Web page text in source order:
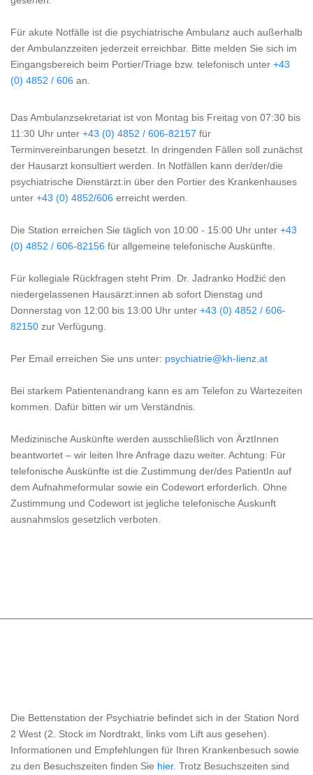
Für akute Notfälle ist die psychiatrische Ambulanz auch außerhalb
der Ambulanzzeiten jederzeit erreichbar. Bitte melden Sie sich im
Eingangsbereich beim Portier/Triage bzw. telefonisch unter +43
(0) 4852 / 606 an.
Das Ambulanzsekretariat ist von Montag bis Freitag von 07:30 bis
11:30 Uhr unter +43 (0) 4852 / 606-82157 für
Terminvereinbarungen besetzt. In dringenden Fällen soll zunächst
der Hausarzt konsultiert werden. In Notfällen kann der/der/die
psychiatrische Dienstärzt:in über den Portier des Krankenhauses
unter +43 (0) 4852/606 erreicht werden.
Die Station erreichen Sie täglich von 10:00 - 15:00 Uhr unter +43
(0) 4852 / 606-82156 für allgemeine telefonische Auskünfte.
Für kollegiale Rückfragen steht Prim. Dr. Jadranko Hodžić den
niedergelassenen Hausärzt:innen ab sofort Dienstag und
Donnerstag von 12:00 bis 13:00 Uhr unter +43 (0) 4852 / 606-
82150 zur Verfügung.
Per Email erreichen Sie uns unter: psychiatrie@kh-lienz.at
Bei starkem Patientenandrang kann es am Telefon zu Wartezeiten
kommen. Dafür bitten wir um Verständnis.
Medizinische Auskünfte werden ausschließlich von ÄrztInnen
beantwortet – wir leiten Ihre Anfrage dazu weiter. Achtung: Für
telefonische Auskünfte ist die Zustimmung der/des PatientIn auf
dem Aufnahmeformular sowie ein Codewort erforderlich. Ohne
Zustimmung und Codewort ist jegliche telefonische Auskunft
ausnahmslos gesetzlich verboten.
Die Bettenstation der Psychiatrie befindet sich in der Station Nord
2 West (2. Stock im Nordtrakt, links vom Lift aus gesehen).
Informationen und Empfehlungen für Ihren Krankenbesuch sowie
zu den Besuchszeiten finden Sie hier. Trotz Besuchszeiten sind